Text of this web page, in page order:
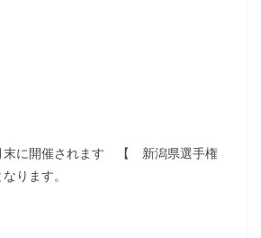
末に開催されます 【 新潟県選手権
ります。